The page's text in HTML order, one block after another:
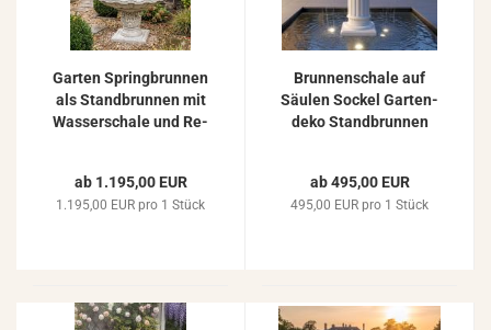
Gar­ten Spring­brun­nen
als Stand­brun­nen mit
Was­ser­scha­le und Re­
ab 1.195,00 EUR
1.195,00 EUR pro 1 Stück
Brun­nen­scha­le auf
Säu­len So­ckel Gar­ten­
de­ko Stand­brun­nen
ab 495,00 EUR
495,00 EUR pro 1 Stück